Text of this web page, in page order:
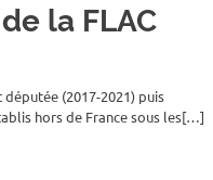
la FLAC
députée (2017-2021) puis
hors de France sous les[…]